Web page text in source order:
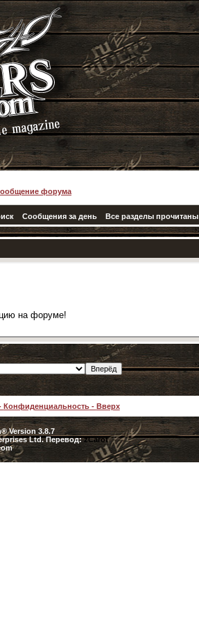
форума
Сообщения за день Все разделы прочитаны
на форуме!
Конфиденциальность- Вверх
Version 3.8.7
Ltd. Перевод:zCarot